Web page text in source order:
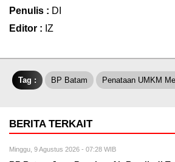
Penulis : DI
Editor : IZ
Tag : BP Batam Penataan UMKM
BERITA TERKAIT
Minggu, 9 Agustus 2026 - 07:28 WIB